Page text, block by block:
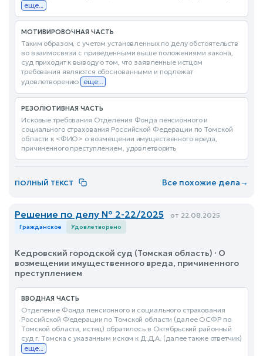
еще...
МОТИВИРОВОЧНАЯ ЧАСТЬ
Таким образом, с учетом установленных по делу обстоятельств
во взаимосвязи с приведенными выше положениями закона,
суд приходит к выводу о том, что заявленные истцом
требования являются обоснованными и подлежат
удовлетворению еще...
РЕЗОЛЮТИВНАЯ ЧАСТЬ
Исковые требования Отделения Фонда пенсионного и
социального страхования Российской Федерации по Томской
области к <ФИО> о возмещении имущественного вреда,
причиненного преступлением, удовлетворить
ПОЛНЫЙ ТЕКСТ Все похожие дела→
Решение по делу № 2-22/2025 от 22.08.2025
Гражданское Удовлетворено
Кедровский городской суд (Томская область) · О
возмещении имущественного вреда, причиненного
преступлением
ВВОДНАЯ ЧАСТЬ
Отделение Фонда пенсионного и социального страхования
Российской Федерации по Томской области (далее ОСФР по
Томской области, истец) обратилось в Октябрьский районный
суд г. Томска с указанным иском к Д.Д.А. (далее также ответчик)
еще...